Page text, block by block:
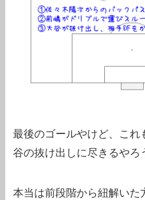
最後のゴールやけど、これ
谷の抜け出しに尽きるやろ
本当は前段階から紐解いた